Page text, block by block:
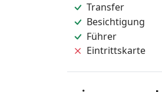
Transfer
Besichtigung
Führer
Eintrittskarte